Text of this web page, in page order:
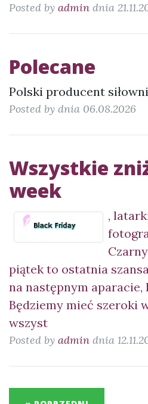
Posted by admin dnia
Polecane
Polski producent
Posted by dnia 06.08.2026
Wszystkie
week
,
piątek to ostatnia
na następnym
Będziemy mieć szeroki
wszyst
Posted by admin dnia